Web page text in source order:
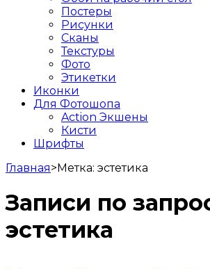
Постеры
Рисунки
Сканы
Текстуры
Фото
Этикетки
Иконки
Для Фотошопа
Action Экшены
Кисти
Шрифты
Главная>Метка: эстетика
Записи по
эстетика